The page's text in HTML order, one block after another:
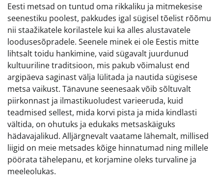
Eesti metsad on tuntud oma rikkaliku ja mitmekesise
seenestiku poolest, pakkudes igal sügisel tõelist rõõmu
nii staažikatele korilastele kui ka alles alustavatele
loodusesõpradele. Seenele minek ei ole Eestis mitte
lihtsalt toidu hankimine, vaid sügavalt juurdunud
kultuuriline traditsioon, mis pakub võimalust end
argipäeva saginast välja lülitada ja nautida sügisese
metsa vaikust. Tänavune seenesaak võib sõltuvalt
piirkonnast ja ilmastikuoludest varieeruda, kuid
teadmised sellest, mida korvi pista ja mida kindlasti
vältida, on ohutuks ja edukaks metsaskäiguks
hädavajalikud. Alljärgnevalt vaatame lähemalt, millised
liigid on meie metsades kõige hinnatumad ning millele
pöörata tähelepanu, et korjamine oleks turvaline ja
meeleolukas.